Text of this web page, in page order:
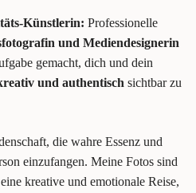
Künstlerin: Professionelle
und Mediendesignerin
gemacht, dich und dein
und authentisch sichtbar zu
die wahre Essenz und
einzufangen. Meine Fotos sind
kreative und emotionale Reise,